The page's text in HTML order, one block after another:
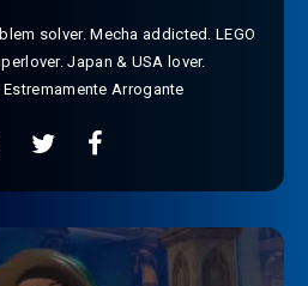
solver. Mecha addicted. LEGO
Japan & USA lover.
Arrogante